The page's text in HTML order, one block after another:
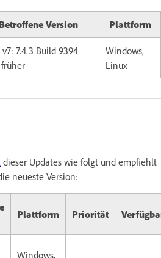
Betroffene Version Plattform
v7: 7.4.3 Build 9394
Windows,
Linux
dieser Updates wie folgt und empfiehlt
neueste Version:
Plattform Priorität
Windows,